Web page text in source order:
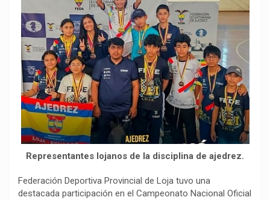
Representantes lojanos de la disciplina de ajedrez.
Federación Deportiva Provincial de Loja tuvo una
destacada participación en el Campeonato Nacional Oficial